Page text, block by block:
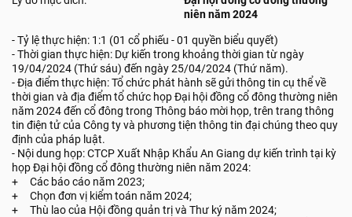
niên năm 2024
- Tỷ lệ thực hiện: 1:1 (01 cổ phiếu - 01 quyền biểu quyết)
- Thời gian thực hiện: Dự kiến trong khoảng thời gian từ ngày
19/04/2024 (Thứ sáu) đến ngày 25/04/2024 (Thứ năm).
- Địa điểm thực hiện: Tổ chức phát hành sẽ gửi thông tin cụ thể về
thời gian và địa điểm tổ chức họp Đại hội đồng cổ đông thường niên
năm 2024 đến cổ đông trong Thông báo mời họp, trên trang thông
tin điện tử của Công ty và phương tiện thông tin đại chúng theo quy
định của pháp luật.
- Nội dung họp: CTCP Xuất Nhập Khẩu An Giang dự kiến trình tại kỳ
họp Đại hội đồng cổ đông thường niên năm 2024:
+ Các báo cáo năm 2023;
+ Chọn đơn vị kiểm toán năm 2024;
+ Thù lao của Hội đồng quản trị và Thư ký năm 2024;